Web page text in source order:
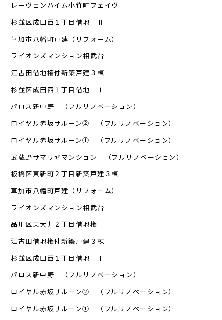
レーヴェンハイム小竹町フェイヴ
杉並区成田西１丁目借地 Ⅱ
草加市八幡町戸建（リフォーム）
ライオンズマンション相武台
江古田借地権付新築戸建３棟
杉並区成田西１丁目借地 Ⅰ
パロス新中野 （フルリノベーション）
ロイヤル赤坂サルーン② （フルリノベーション）
ロイヤル赤坂サルーン① （フルリノベーション）
武蔵野サマリヤマンション （フルリノベーション）
板橋区東新町２丁目新築戸建３棟
草加市八幡町戸建（リフォーム）
ライオンズマンション相武台
品川区東大井２丁目借地権
江古田借地権付新築戸建３棟
杉並区成田西１丁目借地 Ⅰ
パロス新中野 （フルリノベーション）
ロイヤル赤坂サルーン② （フルリノベーション）
ロイヤル赤坂サルーン① （フルリノベーション）